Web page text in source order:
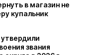
в магазин не
купальник
звания